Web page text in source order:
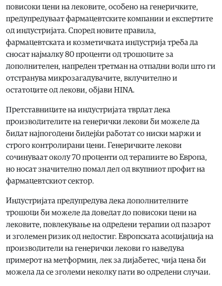
повисоки цени на лековите, особено на генеричките,
предупредуваат фармацевтските компании и експертите
од индустријата. Според новите правила,
фармацевтската и козметичката индустрија треба да
сносат најмалку 80 проценти од трошоците за
дополнителен, напреден третман на отпадни води што ги
отстранува микрозагадувачите, вклучително и
остатоците од лекови, објави HINA.
Претставниците на индустријата тврдат дека
производителите на генерички лекови би можеле да
бидат најпогодени бидејќи работат со ниски маржи и
строго контролирани цени. Генеричките лекови
сочинуваат околу 70 проценти од терапиите во Европа,
но носат значително помал дел од вкупниот профит на
фармацевтскиот сектор.
Индустријата предупредува дека дополнителните
трошоци би можеле да доведат до повисоки цени на
лековите, повлекување на одредени терапии од пазарот
и зголемен ризик од недостиг. Европската асоцијација на
производители на генерички лекови го наведува
примерот на метформин, лек за дијабетес, чија цена би
можела да се зголеми неколку пати во одредени случаи.